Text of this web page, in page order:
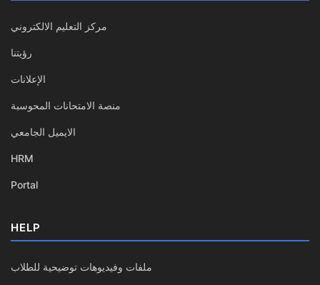
مركز التعليم الالكتروني
رؤيتنا
الإعلانات
منصة الامتحانات المحوسبة
الايميل الجامعي
HRM
Portal
HELP
ملفات وفيديوهات توضيحية للطلاب